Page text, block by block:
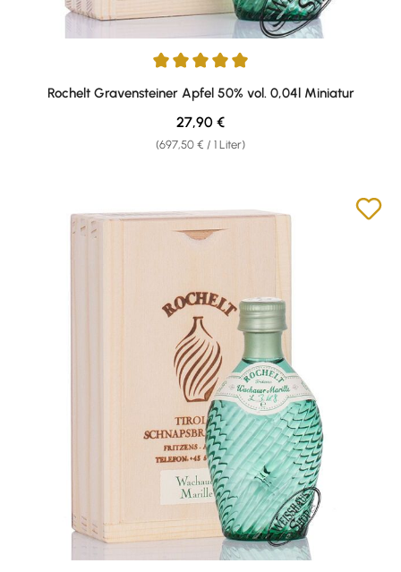
Durchschnittliche Bewertung von 5 von 5 Sternen
Rochelt Gravensteiner Apfel 50% vol. 0,04l Miniatur
(697,50 € / 1 Liter)
Regulärer Preis:
27,90 €